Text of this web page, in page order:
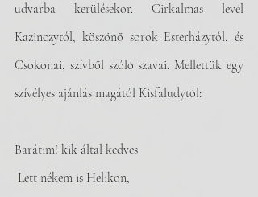
udvarba kerülésekor. Cirkalmas levél
Kazinczytól, köszönő sorok Esterházytól, és
Csokonai, szívből szóló szavai. Mellettük egy
szívélyes ajánlás magától Kisfaludytól:
Barátim! kik által kedves
Lett nékem is Helikon,